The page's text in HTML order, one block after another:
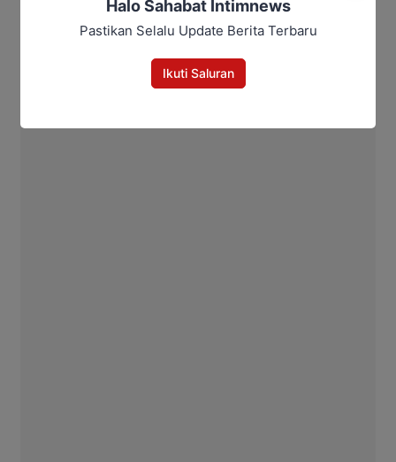
Halo Sahabat Intimnews
Pastikan Selalu Update Berita Terbaru
Ikuti Saluran